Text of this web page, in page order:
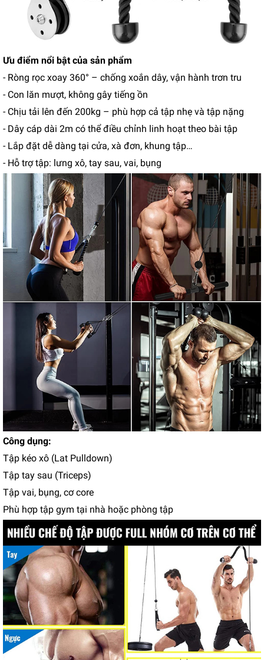
Ưu điểm nổi bật của sản phẩm
- Ròng rọc xoay 360° – chống xoắn dây, vận hành trơn tru
- Con lăn mượt, không gây tiếng ồn
- Chịu tải lên đến 200kg – phù hợp cả tập nhẹ và tập nặng
- Dây cáp dài 2m có thể điều chỉnh linh hoạt theo bài tập
- Lắp đặt dễ dàng tại cửa, xà đơn, khung tập…
- Hỗ trợ tập: lưng xô, tay sau, vai, bụng
Công dụng:
Tập kéo xô (Lat Pulldown)
Tập tay sau (Triceps)
Tập vai, bụng, cơ core
Phù hợp tập gym tại nhà hoặc phòng tập